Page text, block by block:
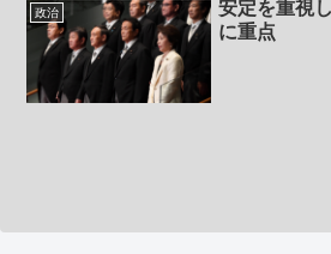
政治
安定を重視
に重点